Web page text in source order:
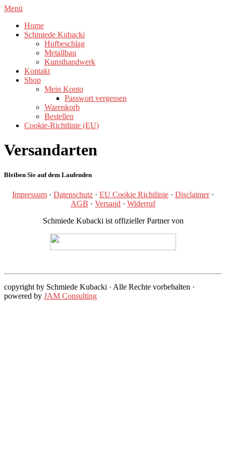
Zum
springen
Menü
Home
Schmiede Kubacki
Hufbeschlag
Metallbau
Kunsthandwerk
Kontakt
Shop
Mein Konto
Passwort vergessen
Warenkorb
Bestellen
Cookie-Richtlinie (EU)
Versandarten
Bleiben Sie auf dem Laufenden
Impressum · Datenschutz · EU Cookie Richtlinie · Disclaimer·
AGB · Versand · Widerruf
Schmiede Kubacki ist offizieller Partner von
copyright by Schmiede Kubacki · Alle Rechte vorbehalten ·
powered by JAM Consulting